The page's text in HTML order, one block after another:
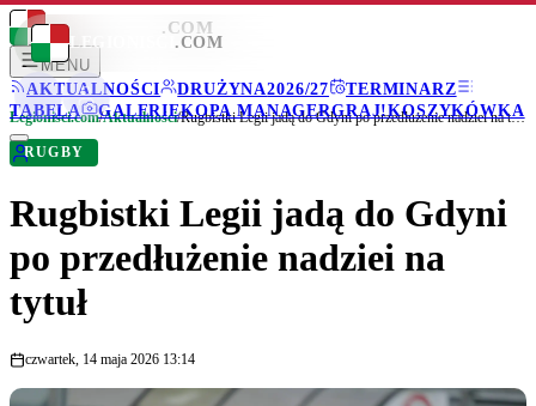
LEGIONISCI .COM
MENU
AKTUALNOŚCI
DRUŻYNA2026/27
TERMINARZ
TABELA
GALERIEKOPA MANAGERGRAJ!KOSZYKÓWKA
LEGIONISCI .COM
Legionisci.com/Aktualności/ Rugbistki Legii jadą do Gdyni po przedłużenie nadziei na tytuł
RUGBY
Rugbistki Legii jadą do Gdyni
po przedłużenie nadziei na
tytuł
czwartek, 14 maja 2026 13:14